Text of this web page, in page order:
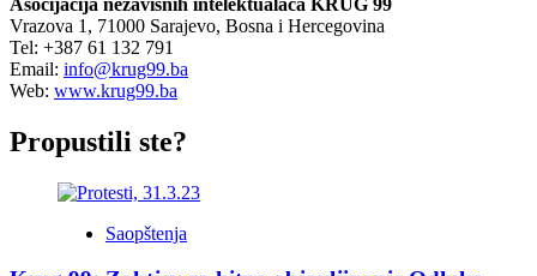
Vrazova 1, 71000 Sarajevo, Bosna i Hercegovina
Tel: +387 61 132 791
Email: info@krug99.ba
Web: www.krug99.ba
Propustili ste?
Saopštenja